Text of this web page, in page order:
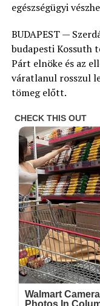
egészségügyi
BUDAPEST —
budapesti Kossuth
Párt elnöke és az
váratlanul rosszul
tömeg előtt.